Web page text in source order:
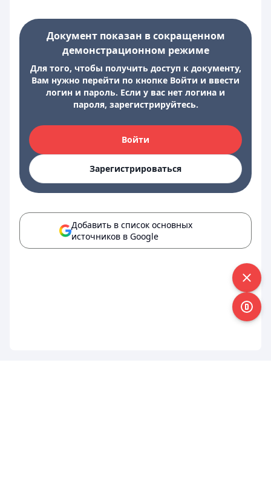
Документ показан в сокращенном
демонстрационном режиме
Для того, чтобы получить доступ к документу,
Вам нужно перейти по кнопке Войти и ввести
логин и пароль. Если у вас нет логина и
пароля, зарегистрируйтесь.
Войти
Зарегистрироваться
Добавить в список основных
источников в Google